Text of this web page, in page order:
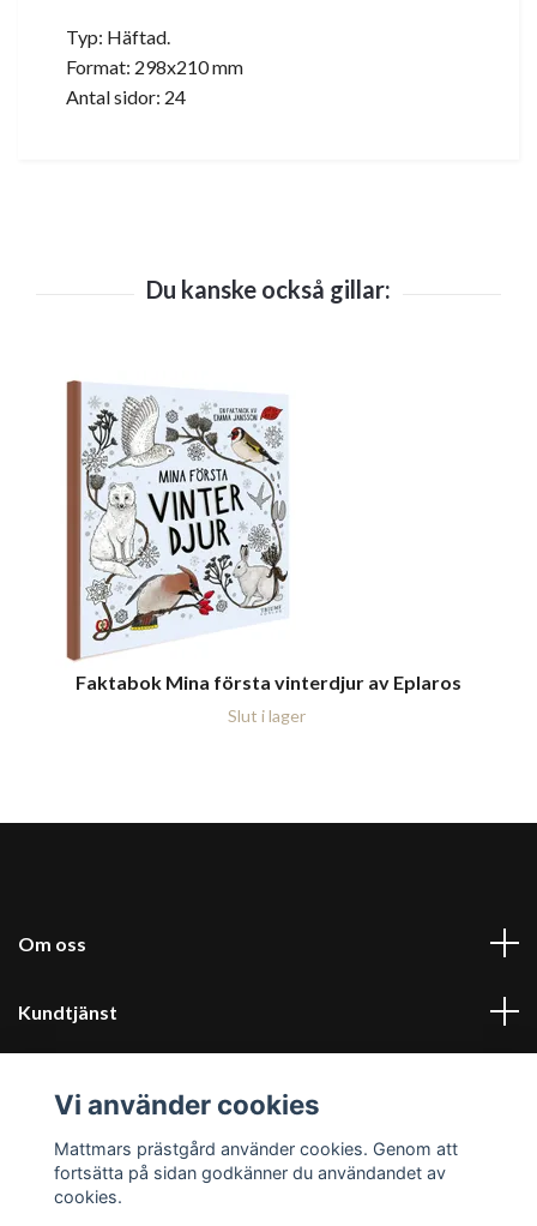
Typ: Häftad.
Format: 298x210 mm
Antal sidor: 24
Faktabok Mina första vinterdjur av Eplaros
Slut i lager
Om oss
Kundtjänst
Sociala medier
Vi använder cookies
Mattmars prästgård använder cookies. Genom att
fortsätta på sidan godkänner du användandet av
cookies.